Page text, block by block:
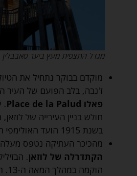
מגדל התצפית מעץ ביער סאבבלין
מוקדם בבוקר נתחיל את
ז'נבה, בלב הפועם של העיר
פאלו Place de la Palud
.
חולש בניין העירייה של לוזאן,
בשנת 1915 הועד האולימפי הבינלאומי.
מהכיכר העתיקה נטפס מעלה
הקתדרלה של לוזאן.
הוקמה